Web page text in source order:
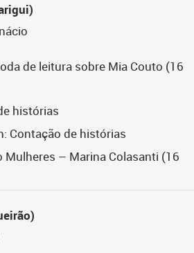
de leitura sobre Mia Couto (16
histórias
Contação de histórias
– Marina Colasanti (16